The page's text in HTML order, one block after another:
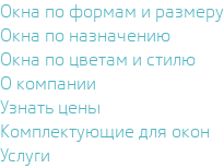
Окна по формам и размеру
Окна по назначению
Окна по цветам и стилю
О компании
Узнать цены
Комплектующие для окон
Услуги